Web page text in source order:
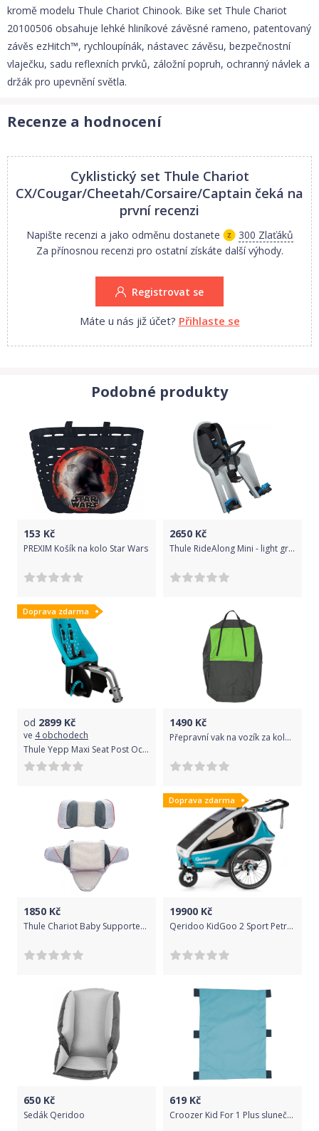
kromě modelu Thule Chariot Chinook. Bike set Thule Chariot
20100506 obsahuje lehké hliníkové závěsné rameno, patentovaný
závěs ezHitch™, rychloupínák, nástavec závěsu, bezpečnostní
vlaječku, sadu reflexních prvků, záložní popruh, ochranný návlek a
držák pro upevnění světla.
Recenze a hodnocení
Cyklistický set Thule Chariot
CX/Cougar/Cheetah/Corsaire/Captain čeká na
první recenzi
Napište recenzi a jako odměnu dostanete
300 Zlaťáků
Za přínosnou recenzi pro ostatní získáte další výhody.
Registrovat se
Máte u nás již účet? Přihlaste se
Podobné produkty
153 Kč
PREXIM Košík na kolo Star Wars
2650 Kč
Thule RideAlong Mini - light grey uni
Doprava zdarma
od 2899 Kč
ve 4 obchodech
Thule Yepp Maxi Seat Post Ocean
1490 Kč
Přepravní vak na vozík za kolo - green uni
1850 Kč
Thule Chariot Baby Supporter uni
Doprava zdarma
19900 Kč
Qeridoo KidGoo 2 Sport Petrol Blue
650 Kč
Sedák Qeridoo
619 Kč
Croozer Kid For 1 Plus sluneční clona uni